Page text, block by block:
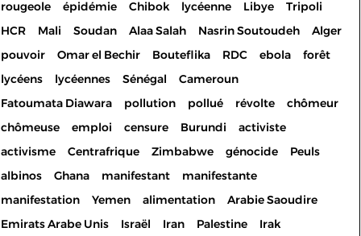
rougeole
épidémie Chibok lycéenne Libye
Tripoli
HCR
Mali Soudan Alaa Salah Nasrin Soutoudeh
Alger
pouvoir
Omar el Bechir Bouteflika RDC ebola
forêt
lycéens
lycéennes Sénégal
Cameroun
Fatoumata Diawara
pollution pollué révolte
chômeur
chômeuse
emploi censure Burundi
activiste
activisme
Centrafrique Zimbabwe génocide
Peuls
albinos
Ghana manifestant
manifestante
manifestation
Yemen alimentation
Arabie Saoudire
Emirats Arabe Unis
Israël Iran Palestine
Irak